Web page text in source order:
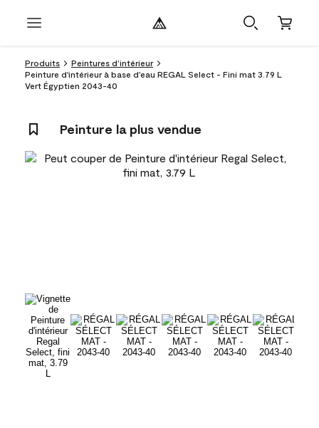
Produits
Peintures d’intérieur
Peinture d'intérieur à base d'eau REGAL Select - Fini mat 3.79 L
Vert Égyptien 2043-40
Peinture la plus vendue